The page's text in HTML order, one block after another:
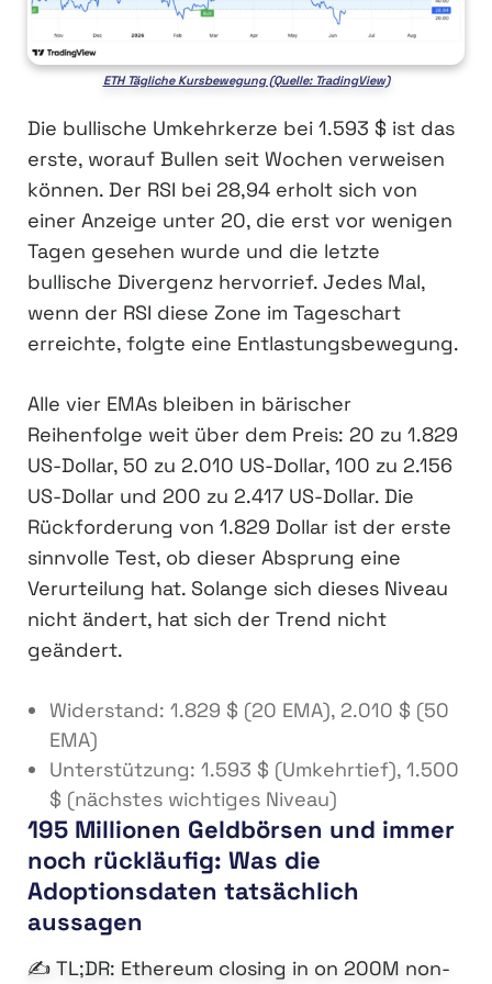
ETH Tägliche Kursbewegung (Quelle: TradingView)
Die bullische Umkehrkerze bei 1.593 $ ist das
erste, worauf Bullen seit Wochen verweisen
können. Der RSI bei 28,94 erholt sich von
einer Anzeige unter 20, die erst vor wenigen
Tagen gesehen wurde und die letzte
bullische Divergenz hervorrief. Jedes Mal,
wenn der RSI diese Zone im Tageschart
erreichte, folgte eine Entlastungsbewegung.
Alle vier EMAs bleiben in bärischer
Reihenfolge weit über dem Preis: 20 zu 1.829
US-Dollar, 50 zu 2.010 US-Dollar, 100 zu 2.156
US-Dollar und 200 zu 2.417 US-Dollar. Die
Rückforderung von 1.829 Dollar ist der erste
sinnvolle Test, ob dieser Absprung eine
Verurteilung hat. Solange sich dieses Niveau
nicht ändert, hat sich der Trend nicht
geändert.
Widerstand: 1.829 $ (20 EMA), 2.010 $ (50
EMA)
Unterstützung: 1.593 $ (Umkehrtief), 1.500
$ (nächstes wichtiges Niveau)
195 Millionen Geldbörsen und immer
noch rückläufig: Was die
Adoptionsdaten tatsächlich
aussagen
✍️ TL;DR: Ethereum closing in on 200M non-